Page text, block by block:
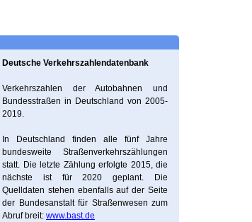
Deutsche Verkehrszahlendatenbank
Verkehrszahlen der Autobahnen und
Bundesstraßen in Deutschland von 2005-
2019.
In Deutschland finden alle fünf Jahre
bundesweite Straßenverkehrszählungen
statt. Die letzte Zählung erfolgte 2015, die
nächste ist für 2020 geplant. Die
Quelldaten stehen ebenfalls auf der Seite
der Bundesanstalt für Straßenwesen zum
Abruf breit: www.bast.de